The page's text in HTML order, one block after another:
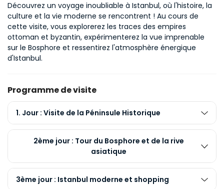
Découvrez un voyage inoubliable à Istanbul, où l'histoire, la
culture et la vie moderne se rencontrent ! Au cours de
cette visite, vous explorerez les traces des empires
ottoman et byzantin, expérimenterez la vue imprenable
sur le Bosphore et ressentirez l'atmosphère énergique
d'Istanbul.
Programme de visite
1. Jour : Visite de la Péninsule Historique
2ème jour : Tour du Bosphore et de la rive
asiatique
3ème jour : Istanbul moderne et shopping